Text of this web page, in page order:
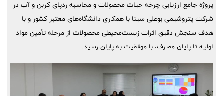
پروژه جامع ارزیابی چرخه حیات محصولات و محاسبه ردپای کربن و آب در
شرکت پتروشیمی بوعلی سینا با همکاری دانشگاه‌های معتبر کشور و با
هدف سنجش دقیق اثرات زیست‌محیطی محصولات از مرحله تأمین مواد
اولیه تا پایان مصرف، با موفقیت به پایان رسید.